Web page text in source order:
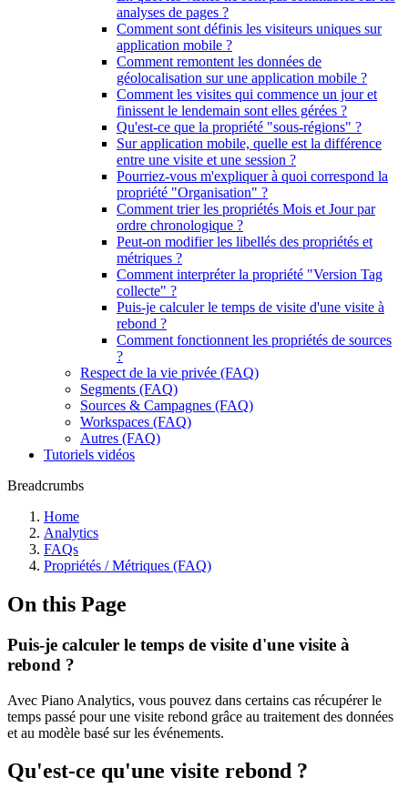
analyses de pages ?
Comment sont définis les visiteurs uniques sur
application mobile ?
Comment remontent les données de
géolocalisation sur une application mobile ?
Comment les visites qui commence un jour et
finissent le lendemain sont elles gérées ?
Qu'est-ce que la propriété "sous-régions" ?
Sur application mobile, quelle est la différence
entre une visite et une session ?
Pourriez-vous m'expliquer à quoi correspond la
propriété "Organisation" ?
Comment trier les propriétés Mois et Jour par
ordre chronologique ?
Peut-on modifier les libellés des propriétés et
métriques ?
Comment interpréter la propriété "Version Tag
collecte" ?
Puis-je calculer le temps de visite d'une visite à
rebond ?
Comment fonctionnent les propriétés de sources
?
Respect de la vie privée (FAQ)
Segments (FAQ)
Sources & Campagnes (FAQ)
Workspaces (FAQ)
Autres (FAQ)
Tutoriels vidéos
Breadcrumbs
Home
Analytics
FAQs
Propriétés / Métriques (FAQ)
On this Page
Puis-je calculer le temps de visite d'une visite à
rebond ?
Avec Piano Analytics, vous pouvez dans certains cas récupérer le
temps passé pour une visite rebond grâce au traitement des données
et au modèle basé sur les événements.
Qu'est-ce qu'une visite rebond ?